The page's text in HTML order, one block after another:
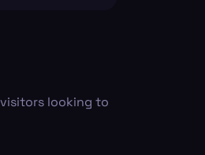
looking to